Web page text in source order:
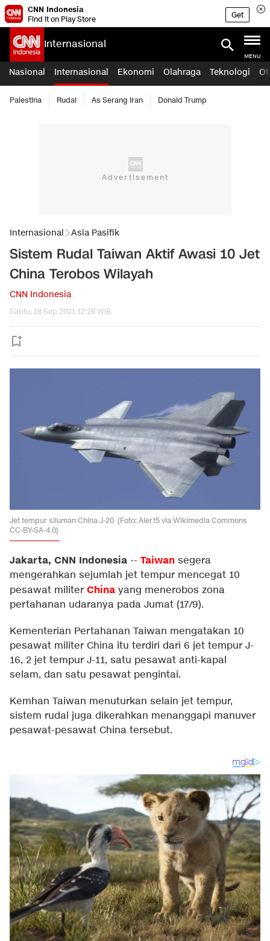
CNN Indonesia
Find it on Play Store
Get
Internasional
MENU
Nasional Internasional Ekonomi Olahraga Teknologi
Palestina Rudal As Serang Iran Donald Trump
Internasional Asia Pasifik
Sistem Rudal Taiwan Aktif Awasi 10 Jet
China Terobos Wilayah
CNN Indonesia
Sabtu, 18 Sep 2021 12:29 WIB
Jet tempur siluman China J-20. (Foto: Alert5 via Wikimedia Commons
CC-BY-SA-4.0)
Jakarta, CNN Indonesia -- Taiwan segera
mengerahkan sejumlah jet tempur mencegat 10
pesawat militer China yang menerobos zona
pertahanan udaranya pada Jumat (17/9).
Kementerian Pertahanan Taiwan mengatakan 10
pesawat militer China itu terdiri dari 6 jet tempur J-
16, 2 jet tempur J-11, satu pesawat anti-kapal
selam, dan satu pesawat pengintai.
Kemhan Taiwan menuturkan selain jet tempur,
sistem rudal juga dikerahkan menanggapi manuver
pesawat-pesawat China tersebut.